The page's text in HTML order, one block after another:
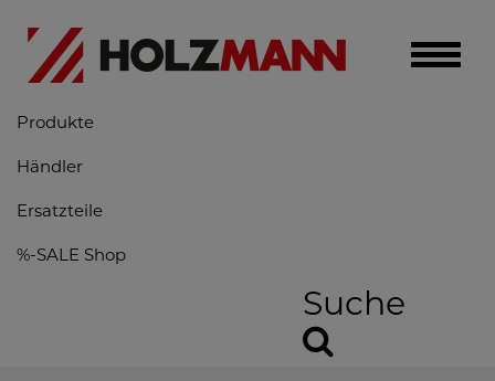
Toggle
Produkte
Händler
Ersatzteile
%-SALE Shop
Suche